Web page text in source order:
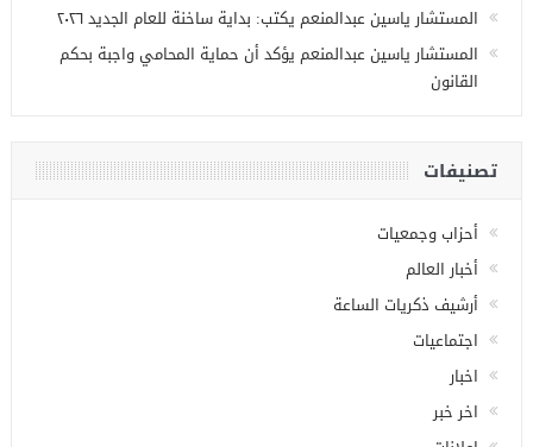
المستشار ياسين عبدالمنعم يكتب: بداية ساخنة للعام الجديد ٢٠٢٦
المستشار ياسين عبدالمنعم يؤكد أن حماية المحامي واجبة بحكم
القانون
تصنيفات
أحزاب وجمعيات
أخبار العالم
أرشيف ذكريات الساعة
اجتماعيات
اخبار
اخر خبر